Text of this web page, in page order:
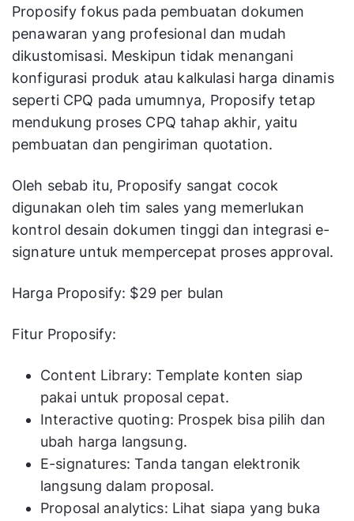
Proposify fokus pada pembuatan dokumen
penawaran yang profesional dan mudah
dikustomisasi. Meskipun tidak menangani
konfigurasi produk atau kalkulasi harga dinamis
seperti CPQ pada umumnya, Proposify tetap
mendukung proses CPQ tahap akhir, yaitu
pembuatan dan pengiriman quotation.
Oleh sebab itu, Proposify sangat cocok
digunakan oleh tim sales yang memerlukan
kontrol desain dokumen tinggi dan integrasi e-
signature untuk mempercepat proses approval.
Harga Proposify: $29 per bulan
Fitur Proposify:
Content Library: Template konten siap
pakai untuk proposal cepat.
Interactive quoting: Prospek bisa pilih dan
ubah harga langsung.
E-signatures: Tanda tangan elektronik
langsung dalam proposal.
Proposal analytics: Lihat siapa yang buka